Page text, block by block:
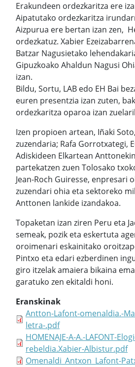
Erakundeen ordezkaritza ere
Aipatutako ordezkaritza
Aizpurua ere bertan izan zen,
ordezkatuz. Xabier
Batzar Nagusietako
Gipuzkoako Ahaldun Nagusi
izan.
Bildu, Sortu, LAB edo EH Bai
euren presentzia izan zuten,
ordezkaritza oparoa izan
Izen propioen artean, Iñaki
zuzendaria; Rafa Gorrotxategi,
Adiskideen Elkartean
partekatzen zuen Tolosako
Jean-Roch Guiresse, enpresari
zuzendari ohia eta sektoreko
Anttonen lankide izandakoa.
Topaketan izan ziren Peru eta
semeak, pozik eta eskertuta
oroimenari eskainitako
Pintxo eta edari ezberdinen
giro itzelak amaiera bikaina
garatuko zen ekitaldi honi.
Eranskinak
Antton-Lafont-omenaldia.-
letra-.pdf
HOMENAJE-A-A.-LAFONT-
rebeldia.Xabier-Albistur.pdf
Omenaldi_Antxon_Lafont-